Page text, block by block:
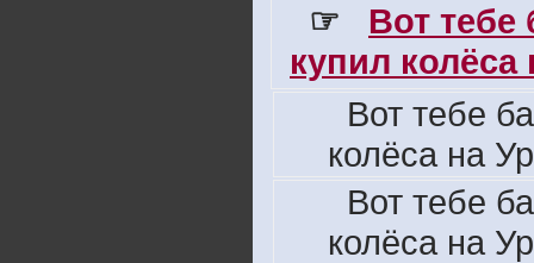
☞
Вот
купил колёса
Вот тебе
колёса на
Вот тебе
колёса на